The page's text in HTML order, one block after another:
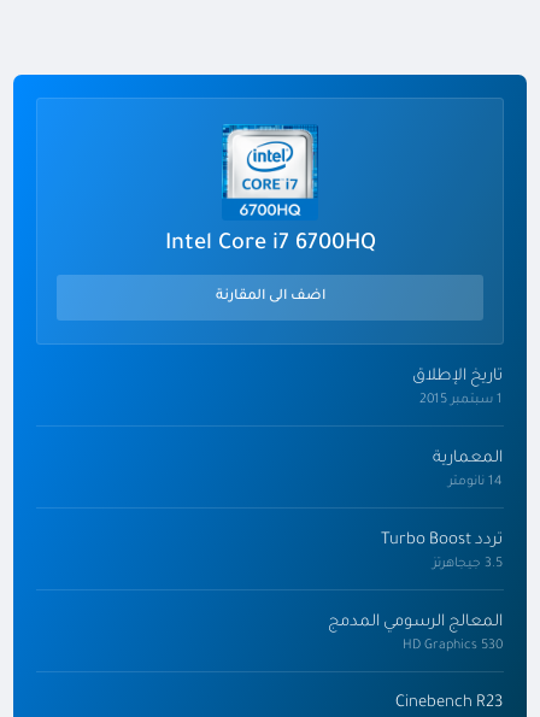
Intel Core i7 6700HQ
اضف الى المقارنة
تاريخ الإطلاق
1 سبتمبر 2015
المعمارية
14 نانومتر
تردد Turbo Boost
3.5 جيجاهرتز
المعالج الرسومي المدمج
HD Graphics 530
Cinebench R23